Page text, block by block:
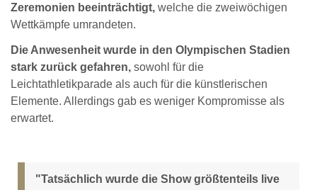
Zeremonien beeinträchtigt, welche die zweiwöchigen
Wettkämpfe umrandeten.
Die Anwesenheit wurde in den Olympischen Stadien
stark zurück gefahren, sowohl für die
Leichtathletikparade als auch für die künstlerischen
Elemente. Allerdings gab es weniger Kompromisse als
erwartet.
"Tatsächlich wurde die Show größtenteils live